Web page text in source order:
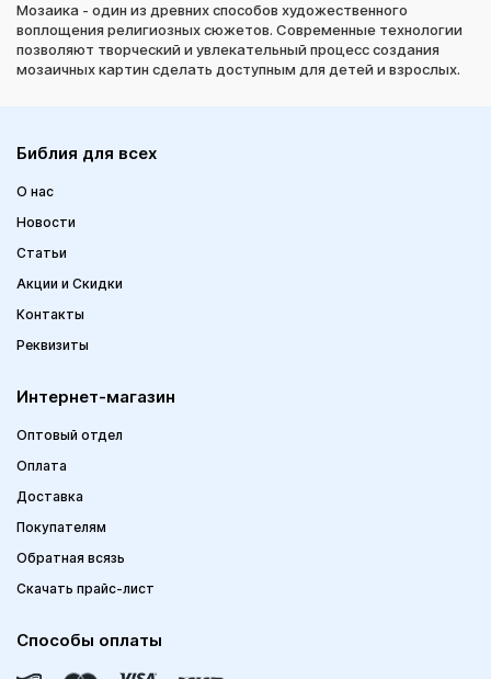
Мозаика - один из древних способов художественного
воплощения религиозных сюжетов. Современные технологии
позволяют творческий и увлекательный процесс создания
мозаичных картин сделать доступным для детей и взрослых.
Библия для всех
О нас
Новости
Статьи
Акции и Скидки
Контакты
Реквизиты
Интернет-магазин
Оптовый отдел
Оплата
Доставка
Покупателям
Обратная всязь
Скачать прайс-лист
Способы оплаты